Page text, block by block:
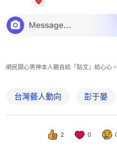
網民開心男神本人親自給「貼文」給心心
台灣藝人動向 彭于晏
2 0